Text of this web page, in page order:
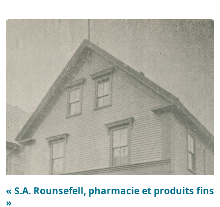
« S.A. Rounsefell, pharmacie et produits fins
»